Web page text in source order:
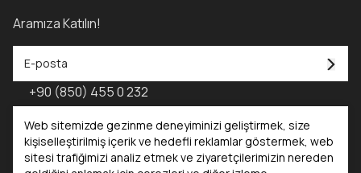
Web sitemizde gezinme deneyiminizi geliştirmek, size
kişiselleştirilmiş içerik ve hedefli reklamlar göstermek, web
sitesi trafiğimizi analiz etmek ve ziyaretçilerimizin nereden
Kataloglar
Aramıza Katılın!
+90 (850) 455 0 232
Konfor Mobilya Kataloğu - 2025